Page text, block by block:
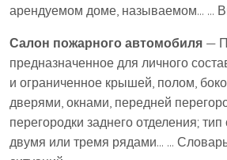
арендуемом доме, называемом… …
Салон пожарного автомобиля —
предназначенное для личного
и ограниченное крышей, полом,
дверями, окнами, передней
перегородки заднего отделения;
двумя или тремя рядами… …